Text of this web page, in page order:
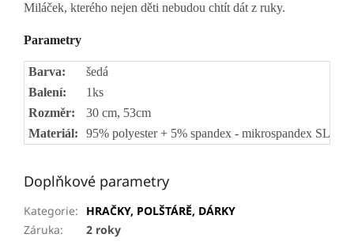
Miláček, kterého nejen děti nebudou chtít dát z ruky.
Parametry
Barva:
šedá
Balení:
1ks
Rozměr:
30 cm, 53cm
Materiál:
95% polyester + 5% spandex - mikrospandex
Doplňkové parametry
Kategorie:
HRAČKY, POLŠTÁRĚ, DÁRKY
Záruka: 2 roky